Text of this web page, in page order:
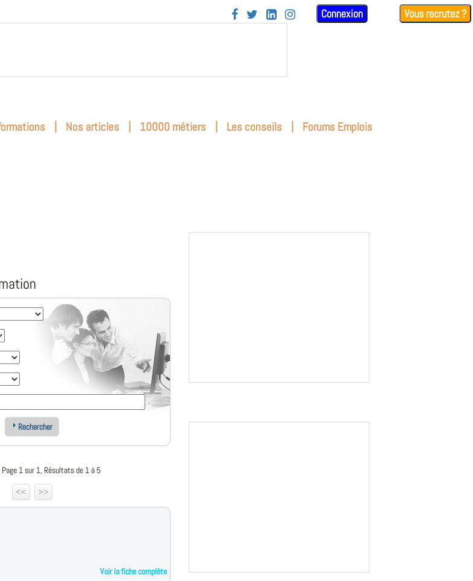
    Connexion Vous recrutez ?
| Nos articles | 10000 métiers | Les conseils | Forums Emplois
Rechercher
1 sur 1, Résultats de 1 à 5
<<
>>
Voir la fiche complète